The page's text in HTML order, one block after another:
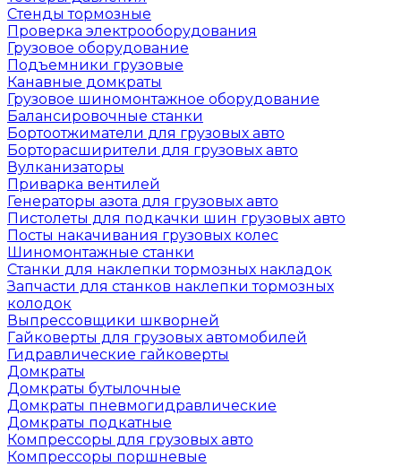
Стенды тормозные
Проверка электрооборудования
Грузовое оборудование
Подъемники грузовые
Канавные домкраты
Грузовое шиномонтажное оборудование
Балансировочные станки
Бортоотжиматели для грузовых авто
Борторасширители для грузовых авто
Вулканизаторы
Приварка вентилей
Генераторы азота для грузовых авто
Пистолеты для подкачки шин грузовых авто
Посты накачивания грузовых колес
Шиномонтажные станки
Станки для наклепки тормозных накладок
Запчасти для станков наклепки тормозных
колодок
Выпрессовщики шкворней
Гайковерты для грузовых автомобилей
Гидравлические гайковерты
Домкраты
Домкраты бутылочные
Домкраты пневмогидравлические
Домкраты подкатные
Компрессоры для грузовых авто
Компрессоры поршневые